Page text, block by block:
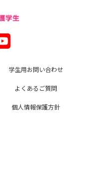
学生用お問い合わせ
よくあるご質問
個人情報保護方針